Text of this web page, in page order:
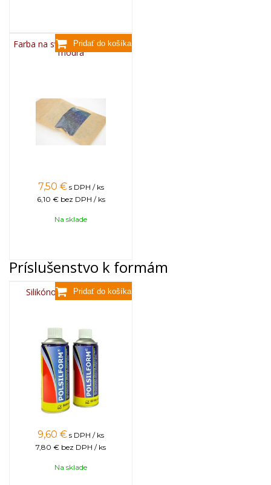
Farba na sviečky, 25g - svetlo
modrá
7,50 € s DPH / ks
6,10 € bez DPH / ks
Na sklade
Príslušenstvo k formám
Silikónový sprej 400 ml
9,60 € s DPH / ks
7,80 € bez DPH / ks
Na sklade